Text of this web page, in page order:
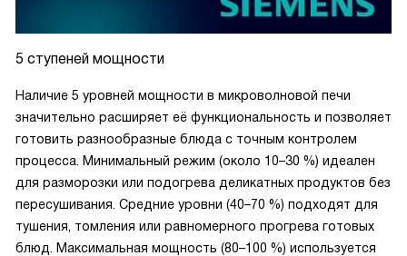
5 ступеней мощности
Наличие 5 уровней мощности в микроволновой печи
значительно расширяет её функциональность и позволяет
готовить разнообразные блюда с точным контролем
процесса. Минимальный режим (около 10–30 %) идеален
для разморозки или подогрева деликатных продуктов без
пересушивания. Средние уровни (40–70 %) подходят для
тушения, томления или равномерного прогрева готовых
блюд. Максимальная мощность (80–100 %) используется